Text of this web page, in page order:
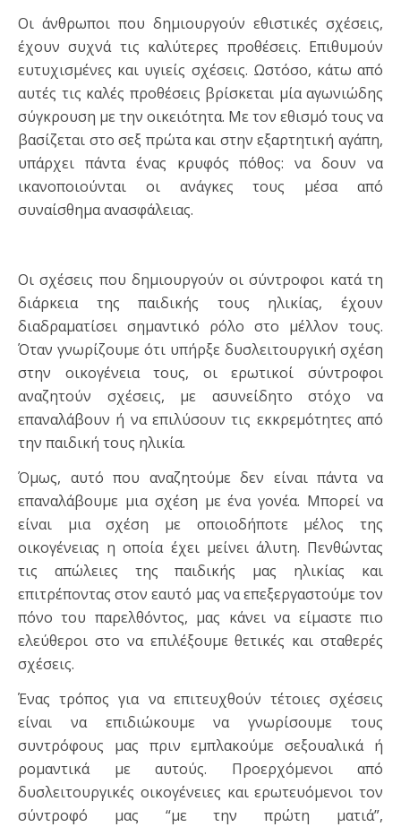
Οι άνθρωποι που δημιουργούν εθιστικές σχέσεις,
έχουν συχνά τις καλύτερες προθέσεις. Επιθυμούν
ευτυχισμένες και υγιείς σχέσεις. Ωστόσο, κάτω από
αυτές τις καλές προθέσεις βρίσκεται μία αγωνιώδης
σύγκρουση με την οικειότητα. Με τον εθισμό τους να
βασίζεται στο σεξ πρώτα και στην εξαρτητική αγάπη,
υπάρχει πάντα ένας κρυφός πόθος: να δουν να
ικανοποιούνται οι ανάγκες τους μέσα από
συναίσθημα ανασφάλειας.
Οι σχέσεις που δημιουργούν οι σύντροφοι κατά τη
διάρκεια της παιδικής τους ηλικίας, έχουν
διαδραματίσει σημαντικό ρόλο στο μέλλον τους.
Όταν γνωρίζουμε ότι υπήρξε δυσλειτουργική σχέση
στην οικογένεια τους, οι ερωτικοί σύντροφοι
αναζητούν σχέσεις, με ασυνείδητο στόχο να
επαναλάβουν ή να επιλύσουν τις εκκρεμότητες από
την παιδική τους ηλικία.
Όμως, αυτό που αναζητούμε δεν είναι πάντα να
επαναλάβουμε μια σχέση με ένα γονέα. Μπορεί να
είναι μια σχέση με οποιοδήποτε μέλος της
οικογένειας η οποία έχει μείνει άλυτη. Πενθώντας
τις απώλειες της παιδικής μας ηλικίας και
επιτρέποντας στον εαυτό μας να επεξεργαστούμε τον
πόνο του παρελθόντος, μας κάνει να είμαστε πιο
ελεύθεροι στο να επιλέξουμε θετικές και σταθερές
σχέσεις.
Ένας τρόπος για να επιτευχθούν τέτοιες σχέσεις
είναι να επιδιώκουμε να γνωρίσουμε τους
συντρόφους μας πριν εμπλακούμε σεξουαλικά ή
ρομαντικά με αυτούς. Προερχόμενοι από
δυσλειτουργικές οικογένειες και ερωτευόμενοι τον
σύντροφό μας “με την πρώτη ματιά”,